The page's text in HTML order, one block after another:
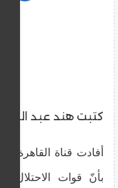
كتبت هند عبد
أفادت قناة القاهرة
بأنّ قوات الاحتلال